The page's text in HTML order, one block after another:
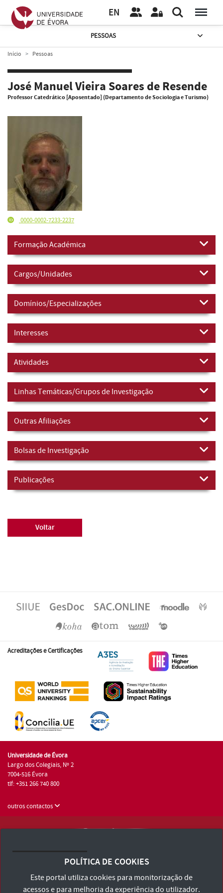
EN
PESSOAS
Início Pessoas
José Manuel Vieira Soares de Resende
Professor Catedrático [Aposentado] (Departamento de Sociologia e Turismo)
0000-0002-7233-2237
Formação Académica
Cargos/Unidades
Domínios/Especializações
Interesses
Atividades
Linhas Temáticas/Grupos de Investigação
Outras Afiliações
Bolsas de Investigação
Publicações
Voltar
Acreditações e Certificações
Universidade de Évora
Largo dos Colegiais, Nº 2
7004-516 Évora
tlf: +351 266 740 800
outros contactos
Consulte os Termos e Condições e Política de Privacidade
Declaração de Acessibilidade
POLÍTICA DE COOKIES
Este portal utiliza cookies para monitorização de
acessos e para melhoria da experiência do utilizador.